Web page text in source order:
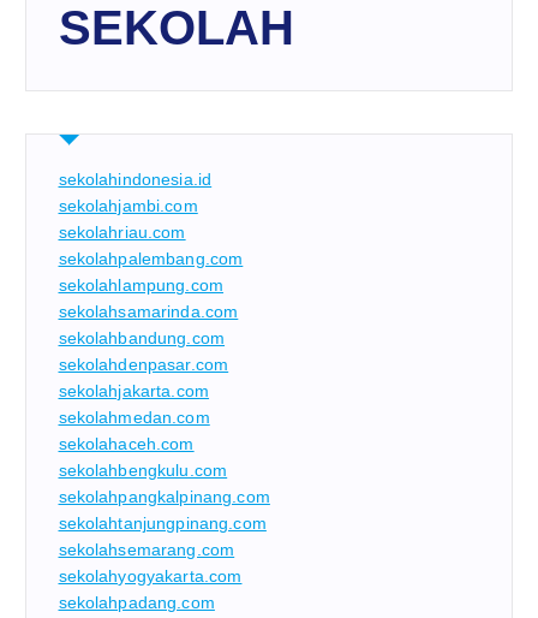
SEKOLAH
sekolahindonesia.id
sekolahjambi.com
sekolahriau.com
sekolahpalembang.com
sekolahlampung.com
sekolahsamarinda.com
sekolahbandung.com
sekolahdenpasar.com
sekolahjakarta.com
sekolahmedan.com
sekolahaceh.com
sekolahbengkulu.com
sekolahpangkalpinang.com
sekolahtanjungpinang.com
sekolahsemarang.com
sekolahyogyakarta.com
sekolahpadang.com